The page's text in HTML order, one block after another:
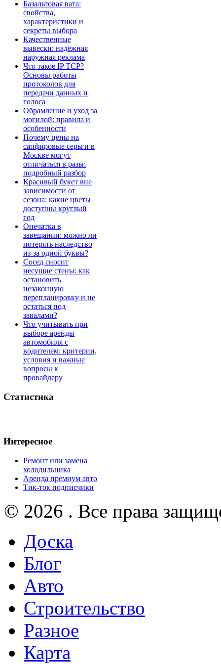
Базальтовая вата:
свойства,
характеристики и
секреты выбора
Качественные
вывески: надёжная
наружная реклама
Что такое IP TCP?
Основы работы
протоколов для
передачи данных и
голоса
Обрамление и уход за
могилой: правила и
особенности
Почему цены на
сапфировые серьги в
Москве могут
отличаться в разы:
подробный разбор
Красивый букет вне
зависимости от
сезона: какие цветы
доступны круглый
год
Опечатка в
завещании: можно ли
потерять наследство
из-за одной буквы?
Сосед сносит
несущие стены: как
остановить
незаконную
перепланировку и не
остаться под
завалами?
Что учитывать при
выборе аренды
автомобиля с
водителем: критерии,
условия и важные
вопросы к
провайдеру
Статистика
Интересное
Ремонт или замена
холодильника
Аренда премиум авто
Тик-ток подписчики
© 2026 . Все права
Доска
Блог
Авто
Строительство
Разное
Карта